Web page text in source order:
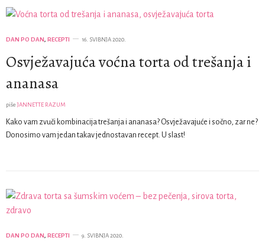
DAN PO DAN, RECEPTI 16. SVIBNJA 2020.
Osvježavajuća voćna torta od trešanja i
ananasa
piše JANNETTE RAZUM
Kako vam zvuči kombinacija trešanja i ananasa? Osvježavajuće i sočno, zar ne?
Donosimo vam jedan takav jednostavan recept. U slast!
DAN PO DAN, RECEPTI 9. SVIBNJA 2020.